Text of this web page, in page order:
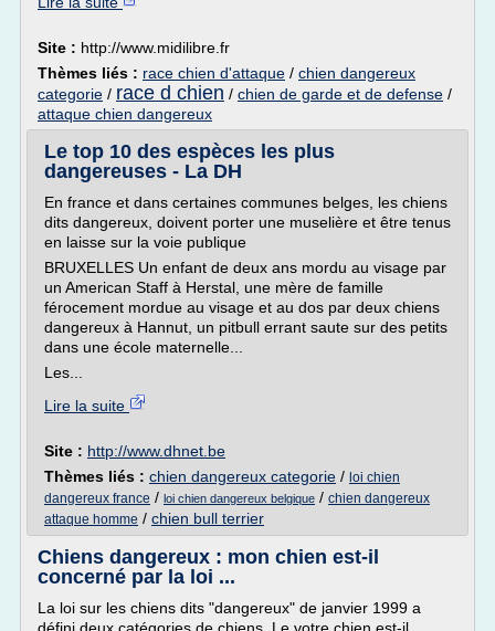
Site : http://www.midilibre.fr
Thèmes liés : race chien d'attaque / chien dangereux
categorie / race d chien / chien de garde et de defense /
attaque chien dangereux
Le top 10 des espèces les plus
dangereuses - La DH
En france et dans certaines communes belges, les chiens
dits dangereux, doivent porter une muselière et être tenus
en laisse sur la voie publique
BRUXELLES Un enfant de deux ans mordu au visage par
un American Staff à Herstal, une mère de famille
férocement mordue au visage et au dos par deux chiens
dangereux à Hannut, un pitbull errant saute sur des petits
dans une école maternelle...
Les...
Lire la suite
Site : http://www.dhnet.be
Thèmes liés : chien dangereux categorie / loi chien
dangereux france / loi chien dangereux belgique / chien dangereux
attaque homme / chien bull terrier
Chiens dangereux : mon chien est-il
concerné par la loi ...
La loi sur les chiens dits "dangereux" de janvier 1999 a